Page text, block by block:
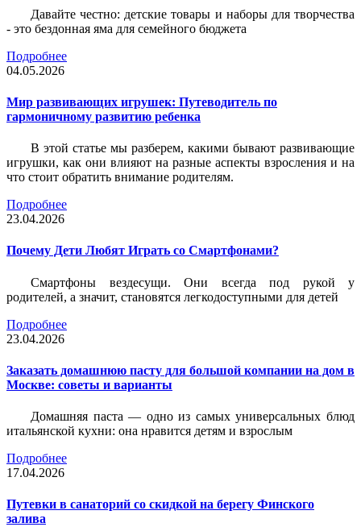
Давайте честно: детские товары и наборы для творчества
- это бездонная яма для семейного бюджета
Подробнее
04.05.2026
Мир развивающих игрушек: Путеводитель по
гармоничному развитию ребенка
В этой статье мы разберем, какими бывают развивающие
игрушки, как они влияют на разные аспекты взросления и на
что стоит обратить внимание родителям.
Подробнее
23.04.2026
Почему Дети Любят Играть со Смартфонами?
Смартфоны вездесущи. Они всегда под рукой у
родителей, а значит, становятся легкодоступными для детей
Подробнее
23.04.2026
Заказать домашнюю пасту для большой компании на дом в
Москве: советы и варианты
Домашняя паста — одно из самых универсальных блюд
итальянской кухни: она нравится детям и взрослым
Подробнее
17.04.2026
Путевки в санаторий со скидкой на берегу Финского
залива